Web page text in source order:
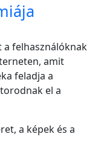
a felhasználóknak
amit
feladja a
el a
a képek és a